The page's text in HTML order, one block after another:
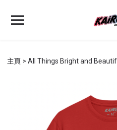
主頁 All Things Bright and